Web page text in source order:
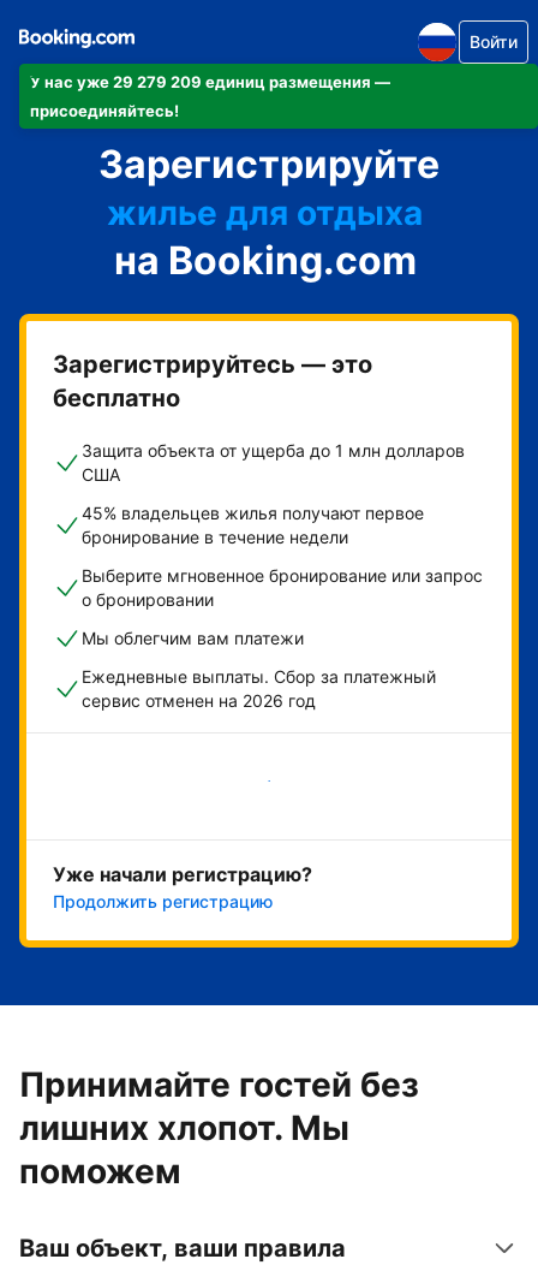
У нас уже 29 279 209 единиц размещения —
присоединяйтесь!
Войти
Зарегистрируйте
апартаменты/квартиру
отель
жилье для отдыха
гостевой дом
мини-отель
на Booking.com
Зарегистрируйтесь — это
бесплатно
Защита объекта от ущерба до 1 млн долларов
США
45% владельцев жилья получают первое
бронирование в течение недели
Выберите мгновенное бронирование или запрос
о бронировании
Мы облегчим вам платежи
Ежедневные выплаты. Сбор за платежный
сервис отменен на 2026 год
Начать
Уже начали регистрацию?
Продолжить регистрацию
Принимайте гостей без
лишних хлопот. Мы
поможем
Ваш объект, ваши правила